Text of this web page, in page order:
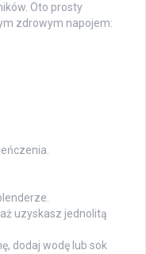
Oto prosty
zdrowym napojem:
uzyskasz jednolitą
dodaj wodę lub sok